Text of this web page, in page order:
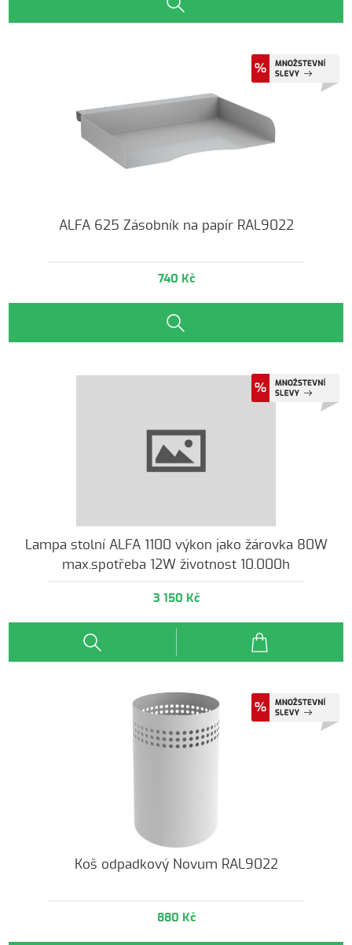
ALFA 625 Zásobník na papír RAL9022
740 Kč
Lampa stolní ALFA 1100 výkon jako žárovka 80W
max.spotřeba 12W životnost 10.000h
3 150 Kč
Koš odpadkový Novum RAL9022
880 Kč